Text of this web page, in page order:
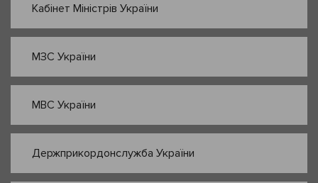
Кабінет Міністрів України
МЗС України
МВС України
Держприкордонслужба України